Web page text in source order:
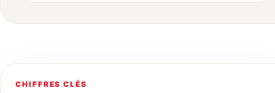
CHIFFRES CLÉS